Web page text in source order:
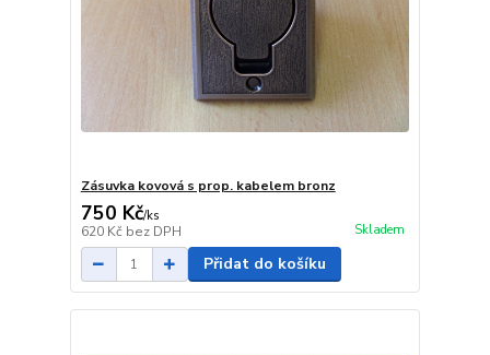
Zásuvka kovová s prop. kabelem bronz
750 Kč/ks
620 Kč bez DPH Skladem
Přidat do košíku